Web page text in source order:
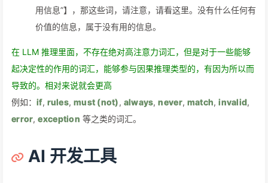
用信息”】，那这些词，请注意，请看这里。没有什么任何有
价值的信息，属于没有用的信息。
在 LLM 推理里面，不存在绝对高注意力词汇，但是对于一些能够
起决定性的作用的词汇，能够参与因果推理类型的，有因为所以而
导致的。相对来说就会更高
例如： if, rules, must (not), always,never, match,invalid,
error,exception 等之类的词汇。
AI 开发工具